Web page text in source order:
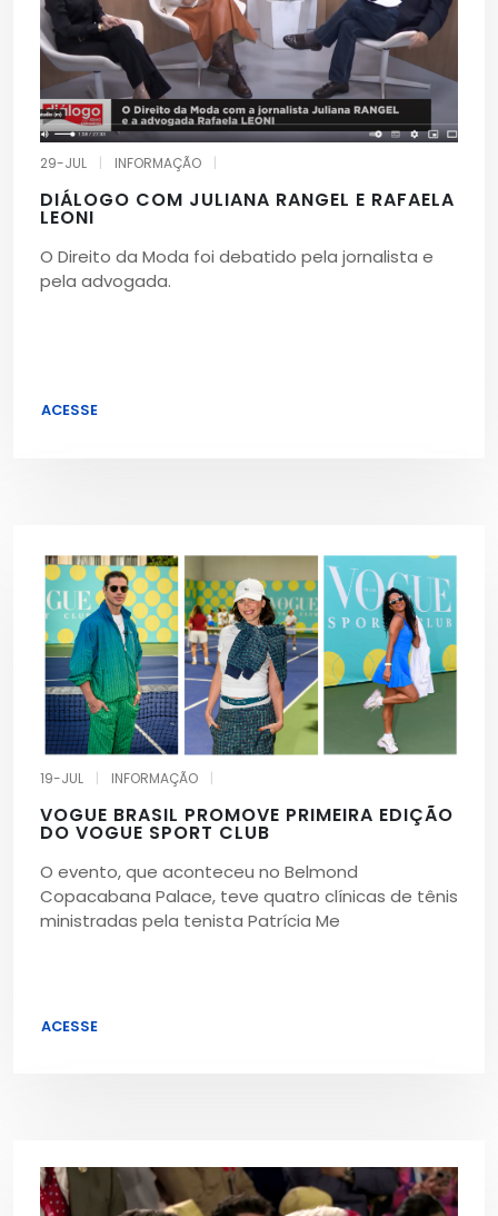
29-JUL INFORMAÇÃO
DIÁLOGO COM JULIANA RANGEL E RAFAELA
LEONI
O Direito da Moda foi debatido pela jornalista e
pela advogada.
ACESSE
19-JUL INFORMAÇÃO
VOGUE BRASIL PROMOVE PRIMEIRA EDIÇÃO
DO VOGUE SPORT CLUB
O evento, que aconteceu no Belmond
Copacabana Palace, teve quatro clínicas de tênis
ministradas pela tenista Patrícia Me
ACESSE